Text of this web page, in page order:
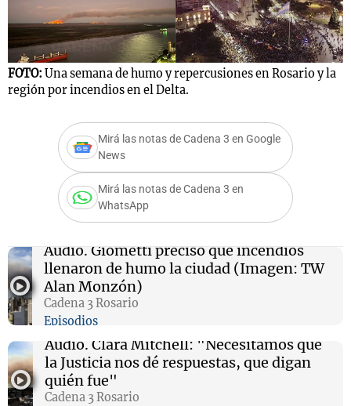
FOTO: Una semana de humo y repercusiones en Rosario y la
región por incendios en el Delta.
Mirá las notas de Cadena 3 en Google
News
Mirá las notas de Cadena 3 en
WhatsApp
Audio. Giometti precisó qué incendios
llenaron de humo la ciudad (Imagen: TW
Alan Monzón)
Cadena 3 Rosario
Episodios
Audio. Clara Mitchell: "Necesitamos que
la Justicia nos dé respuestas, que digan
quién fue"
Cadena 3 Rosario
Notas
Mundial 2026
Notas
Cadena 3